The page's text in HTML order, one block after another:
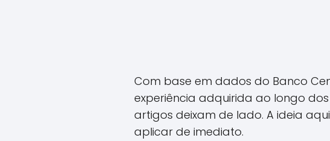
Com base em dados do Banco
experiência adquirida ao longo
artigos deixam de lado. A ideia
aplicar de imediato.